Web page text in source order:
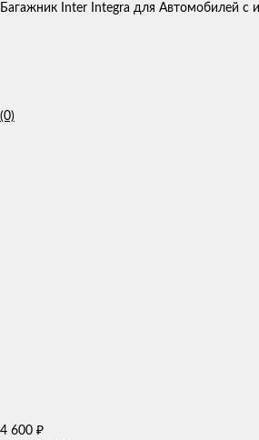
Багажник Inter Integra для Автомобилей с
(0)
4 600 ₽